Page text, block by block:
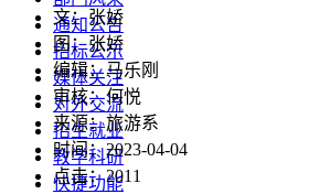
通知公告
招标公示
媒体关注
对外交流
招生就业
教学科研
快捷功能
文：张娇
图：张娇
编辑：马乐刚
审核：何悦
来源：旅游系
时间：2023-04-04
点击：2011